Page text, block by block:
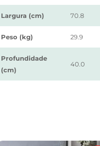
Largura (cm) 70.8
Peso (kg) 29.9
Profundidade
(cm)
40.0